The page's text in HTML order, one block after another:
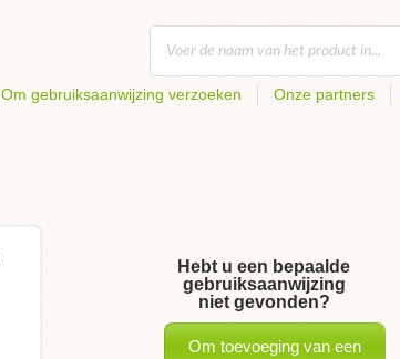
Om gebruiksaanwijzing verzoeken Onze partners
Hebt u een bepaalde
gebruiksaanwijzing
niet gevonden?
Om toevoeging van een